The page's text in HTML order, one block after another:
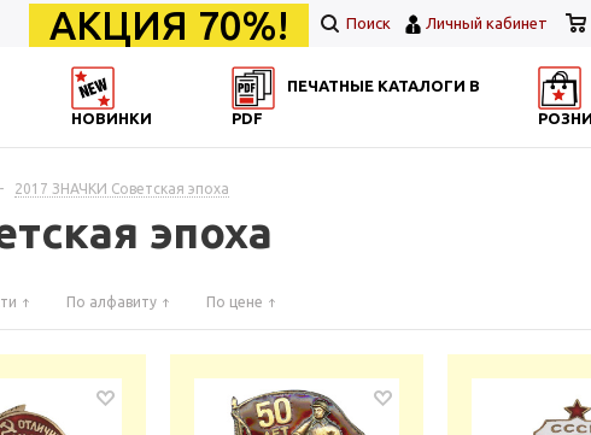
АКЦИЯ 70%! Поиск Личный кабинет
НОВИНКИ
ПЕЧАТНЫЕ КАТАЛОГИ В
PDF
- 2017 ЗНАЧКИ Советская эпоха
эпоха
По алфавиту По цене